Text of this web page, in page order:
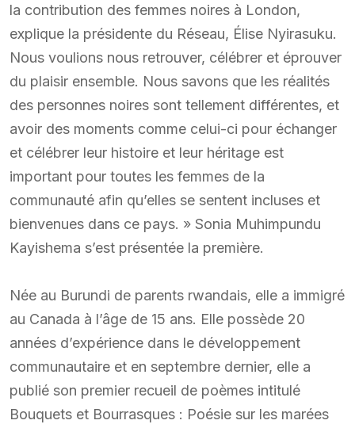
la contribution des femmes noires à London,
explique la présidente du Réseau, Élise Nyirasuku.
Nous voulions nous retrouver, célébrer et éprouver
du plaisir ensemble. Nous savons que les réalités
des personnes noires sont tellement différentes, et
avoir des moments comme celui-ci pour échanger
et célébrer leur histoire et leur héritage est
important pour toutes les femmes de la
communauté afin qu’elles se sentent incluses et
bienvenues dans ce pays. » Sonia Muhimpundu
Kayishema s’est présentée la première.
Née au Burundi de parents rwandais, elle a immigré
au Canada à l’âge de 15 ans. Elle possède 20
années d’expérience dans le développement
communautaire et en septembre dernier, elle a
publié son premier recueil de poèmes intitulé
Bouquets et Bourrasques : Poésie sur les marées